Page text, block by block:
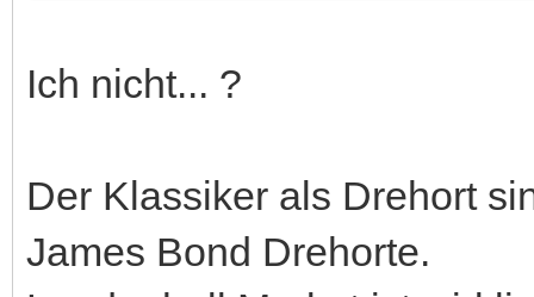
Ich nicht... ?
Der Klassiker als Drehort
James Bond Drehorte.